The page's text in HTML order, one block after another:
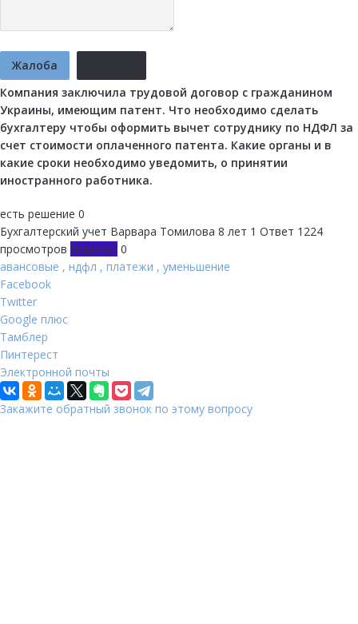
Жалоба
Компания заключила трудовой договор с гражданином
Украины, имеющим патент. Что необходимо сделать
бухгалтеру чтобы оформить вычет сотруднику по НДФЛ за
счет стоимости оплаченного патента. Какие органы и в
какие сроки необходимо уведомить, о принятии
иностранного работника.
есть решение 0
Бухгалтерский учет Варвара Томилова 8 лет 1 Ответ 1224
просмотров Новичок 0
авансовые , ндфл , платежи , уменьшение
Facebook
Twitter
Google плюс
Тамблер
Пинтерест
Электронной почты
Закажите обратный звонок по этому вопросу